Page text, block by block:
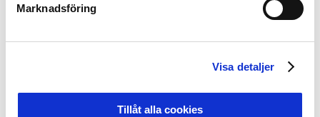
Marknadsföring
Visa detaljer
Tillåt alla cookies
SvFF ta vid.
Förutsättningarna för resterande omgångar i
sedan i ett nytt spelordningsmöte med samma parter
procedur där ett förslag för omgång 16-22 skickas ut till